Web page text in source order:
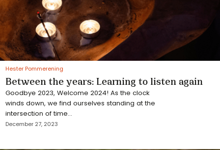
Hester Pommerening
Between the years: Learning to listen again
Goodbye 2023, Welcome 2024! As the clock
winds down, we find ourselves standing at the
intersection of time...
December 27, 2023